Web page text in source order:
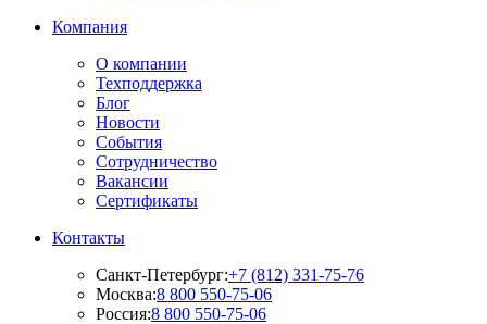
Компания
О компании
Техподдержка
Блог
Новости
События
Сотрудничество
Вакансии
Сертификаты
Контакты
Санкт-Петербург:+7 (812) 331-75-76
Москва:8 800 550-75-06
Россия:8 800 550-75-06